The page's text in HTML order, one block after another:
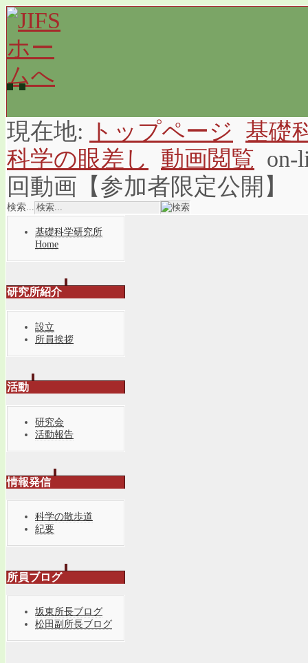
現在地: トップページ 基礎
科学の眼差し
動画閲覧 on-
回動画【参加者限定公開】
検索...
基礎科学研究所
Home
研究所紹介
設立
所員挨拶
活動
研究会
活動報告
情報発信
科学の散歩道
紀要
所員ブログ
坂東所長ブログ
松田副所長ブログ